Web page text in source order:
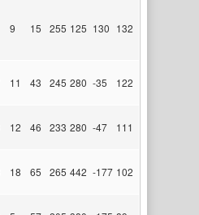
9 15 255 125 130 132
11 43 245 280 -35 122
12 46 233 280 -47 111
18 65 265 442 -177 102